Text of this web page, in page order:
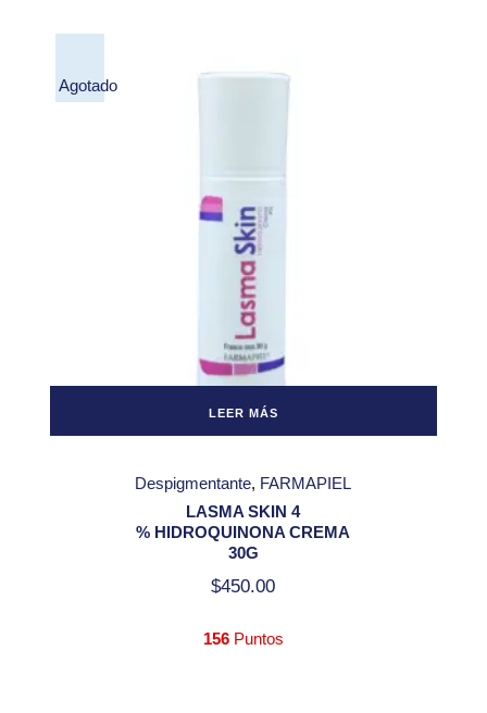
Agotado
LEER MÁS
Despigmentante FARMAPIEL
LASMA SKIN 4
% HIDROQUINONA CREMA
30G
$450.00
156Puntos